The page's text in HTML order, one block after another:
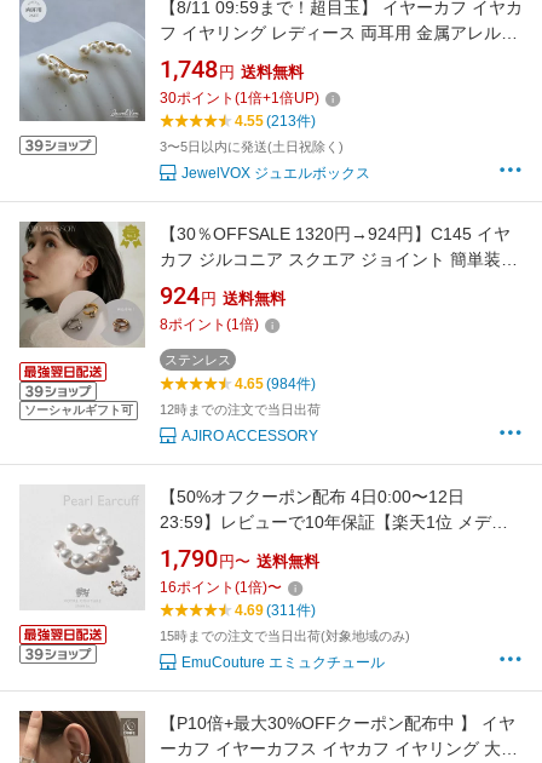
【8/11 09:59まで！超目玉】 イヤーカフ イヤカ
フ イヤリング レディース 両耳用 金属アレルギ
ー 18Kコーティング パール パヴェ ノンホール
ピアス イヤークリップ ニッケルフリー ママス
ーツ 入学式 卒園式 ブランド 七五三 メール便送
1,748 円 送料無料
30ポイント (1倍+1倍UP)
4.55(213件)
3〜5日以内に発送(土日祝除く)
JewelVOX ジュエルボックス
ソーシャルギフト可
【30％OFFSALE 1320円→924円】C145 イヤ
カフ ジルコニア スクエア ジョイント 簡単装着
イヤーカフ 調整可能 痛くならない サージカル
ステンレス 金属アレルギー対応 初心者にもお
すすめ イヤーカフ イヤーカフス 人気 レディー
ス ジュエリー 高レビュー 6qf
924 円 送料無料
8ポイント (1倍)
ステンレス
4.65(984件)
12時までの注文で当日出荷
AJIRO ACCESSORY
【50%オフクーポン配布 4日0:00〜12日
23:59】レビューで10年保証【楽天1位 メディ
ア掲載 / 30日返品OK】パール イヤーカフ イヤ
カフ レディース おしゃれ かわいい 人気 真珠
イヤリング カジュアル 金属アレルギー対応 結
婚式 （片側のみ1個販売）
1,790 円〜 送料無料
16ポイント (1倍)〜
4.69(311件)
15時までの注文で当日出荷(対象地域のみ)
EmuCouture エミュクチュール
【P10倍+最大30%OFFクーポン配布中 】 イヤ
ーカフ イヤーカフス イヤカフ イヤリング 大ぶ